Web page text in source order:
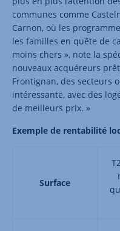
communes comme
Carnon, où les
les familles en quête de
moins chers », note la
nouveaux acquéreurs
Frontignan, des secteurs
intéressante, avec des
de meilleurs prix. »
Exemple de rentabilité
Surface